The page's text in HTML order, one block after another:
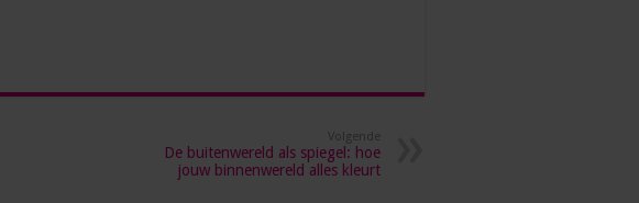
Volgende
De buitenwereld als spiegel: hoe
jouw binnenwereld alles kleurt